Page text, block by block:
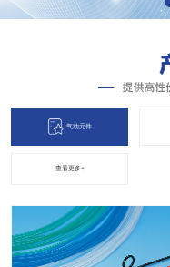
气动元件
查看更多+